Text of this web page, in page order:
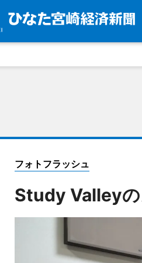
フォトフラッシュ
Study Valley